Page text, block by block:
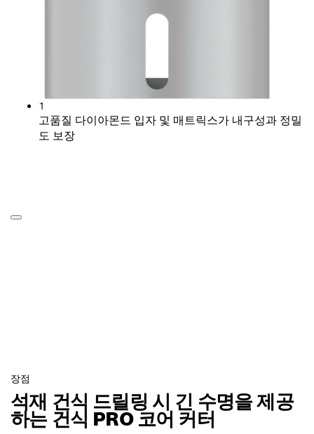
1
고품질 다이아몬드 입자 및 매트릭스가 내구성과 정밀
도 보장
장점
석재 건식 드릴링 시 긴 수명을 제공
하는 건식 PRO 코어 커터